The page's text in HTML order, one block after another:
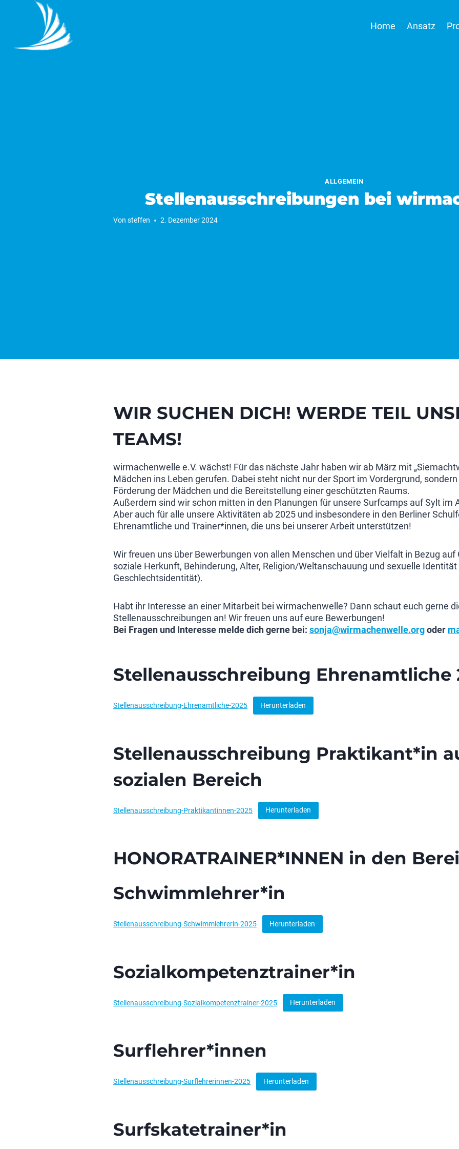
Home Ansatz
ALLGEMEIN
Stellenausschreibungen bei
Von steffen 2. Dezember 2024
WIR SUCHEN DICH! WERDE TEIL
TEAMS!
wirmachenwelle e.V. wächst! Für das nächste Jahr haben wir ab März mit
Mädchen ins Leben gerufen. Dabei steht nicht nur der Sport im Vordergrund,
Förderung der Mädchen und die Bereitstellung einer geschützten Raums.
Außerdem sind wir schon mitten in den Planungen für unsere Surfcamps auf Sylt im
Aber auch für alle unsere Aktivitäten ab 2025 und insbesondere in den Berliner
Ehrenamtliche und Trainer*innen, die uns bei unserer Arbeit unterstützen!
Wir freuen uns über Bewerbungen von allen Menschen und über Vielfalt in Bezug
soziale Herkunft, Behinderung, Alter, Religion/Weltanschauung und sexuelle
Geschlechtsidentität).
Habt ihr Interesse an einer Mitarbeit bei wirmachenwelle? Dann schaut euch gerne
Stellenausschreibungen an! Wir freuen uns auf eure Bewerbungen!
Bei Fragen und Interesse melde dich gerne bei: sonja@wirmachenwelle.orgoder
Stellenausschreibung Ehrenamtliche
Stellenausschreibung-Ehrenamtliche-2025 Herunterladen
Stellenausschreibung Praktikant*in
sozialen Bereich
Stellenausschreibung-Praktikantinnen-2025 Herunterladen
HONORATRAINER*INNEN in den
Schwimmlehrer*in
Stellenausschreibung-Schwimmlehrerin-2025 Herunterladen
Sozialkompetenztrainer*in
Stellenausschreibung-Sozialkompetenztrainer-2025 Herunterladen
Surflehrer*innen
Stellenausschreibung-Surflehrerinnen-2025 Herunterladen
Surfskatetrainer*in